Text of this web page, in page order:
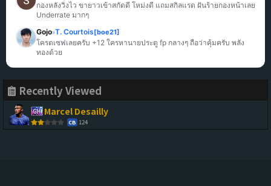
กองหลังวิ่งไว ขายาวเข้าสกัดดี โหม่งดี แถมสกิลแรด ฝันร้ายกองหน้าเลย
Underrate มากๆ
Gojo»T. Courtois[boe21]
โครตเซฟเลยครับ +12 ใครหานายประตู fp กลางๆ ถือว่าคุ้มครับ พลัง
ทองด้วย
Recently Viewed
Marcel Desailly
CB 124